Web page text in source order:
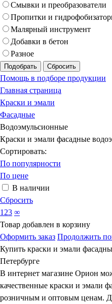
Смывки и преобразователи
Пропитки и
Малярный инструмент
Добавки в бетон
Разное
Подобрать Сбросить
Помощь в подборе продукции
Главная страница
Краски и эмали
Фасадные
Водоэмульсионные
Краски и эмали фасадные
Сортировать:
По популярности
По цене
В наличии
Сбросить
123 ∞
Товар добавлен в корзину
Оформить заказ Продолжить
Купить краски и эмали
Петербурге
В интернет магазине Орион
качественные краски и эмали
розничным и оптовым ценам.